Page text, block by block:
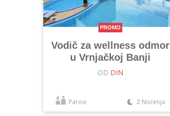
PROMO
Vodič za wellness odmor
u Vrnjačkoj Banji
OD DIN
Parovi 2 Noćenja